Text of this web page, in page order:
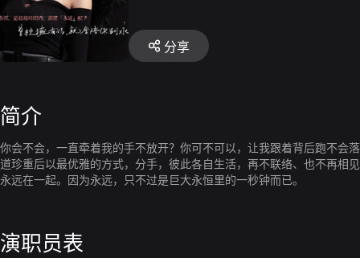
分享
简介
你会不会，一直牵着我的手不放开？你可不可以，让我跟着背后跑不会
道珍重后以最优雅的方式，分手，彼此各自生活，再不联络、也不再相
永远在一起。因为永远，只不过是巨大永恒里的一秒钟而已。
演职员表